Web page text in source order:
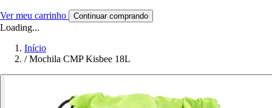
Ver meu carrinho Continuar comprando
Loading...
Início
/ Mochila CMP Kisbee 18L